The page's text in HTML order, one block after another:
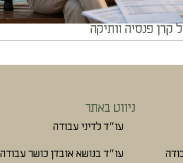
קרן פנסיה וותיקה
ניווט באתר
עו״ד לדיני עבודה
עו״ד בנושא אובדן כושר עבודה